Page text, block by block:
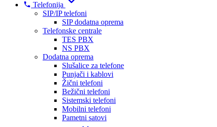
Telefonija
SIP/IP telefoni
SIP dodatna oprema
Telefonske centrale
TES PBX
NS PBX
Dodatna oprema
Slušalice za telefone
Punjači i kablovi
Žični telefoni
Bežični telefoni
Sistemski telefoni
Mobilni telefoni
Pametni satovi